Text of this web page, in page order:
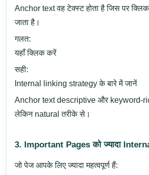
Anchor text वह टेक्स्ट होता है जिस पर
जाता है।
गलत:
यहाँ क्लिक करें
सही:
Internal linking strategy के बारे में जानें
Anchor text descriptive और keyword-rich
लेकिन natural तरीके से।
3. Important Pages को ज्यादा
जो पेज आपके लिए ज्यादा महत्वपूर्ण हैं: